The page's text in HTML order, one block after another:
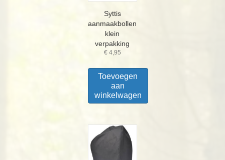
Syttis
aanmaakbollen
klein
verpakking
€4,95
Toevoegen
aan
winkelwagen